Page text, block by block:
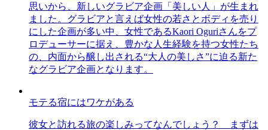
思いから、新しいグラビア企画「美しい人」が生まれ
ました。グラビアと言えば女性の若さとボディを売り
にした企画が多い中、女性であるKaori Oguriさんをプ
ロデューサーに据え、豊かな人生経験を持つ女性たち
の、内面から醸し出される“大人の美しさ”に迫る新た
なグラビア企画となります。
モテる宿にはワケがある
彼女と訪れる旅の楽しみってなんでしょう？ まずは